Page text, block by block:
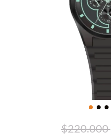
$220.000